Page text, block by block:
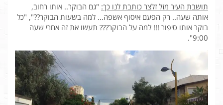
תושבת העיר מזל זלצר כותבת לנו כך: "גם הבוקר.. אותו רחוב,
אותה שעה.. רק הפעם איסוף אשפה… למה בשעות הבוקר??", "כל
בוקר אותו סיפור !!! למה על הבוקר??? תעשו את זה אחרי שעה
9:00".